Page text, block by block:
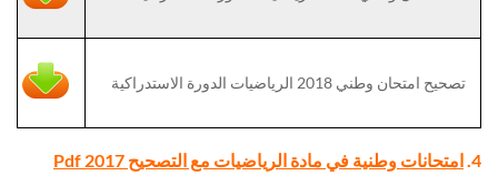
تصحيح امتحان وطني 2018 الرياضيات الدورة الاستدراكية
4.
امتحانات وطنية في مادة الرياضيات مع التصحيح Pdf 2017